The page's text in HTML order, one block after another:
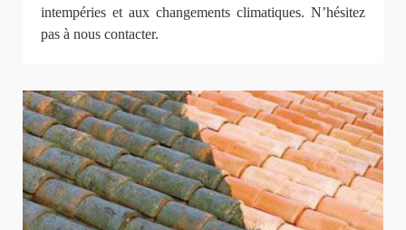
intempéries et aux changements climatiques. N’hésitez
pas à nous contacter.